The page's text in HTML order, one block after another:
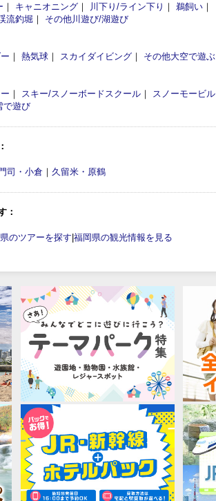
｜ キャニオニング ｜ 川下り/ライン下り ｜ 鵜飼い ｜
流釣堀 ｜ その他川遊び/湖遊び
｜ 熱気球 ｜ スカイダイビング ｜ その他大空で遊ぶ
｜ スキー/スノーボードスクール ｜ スノーモービル
で遊び
門司・小倉 ｜ 久留米・原鶴
：
のツアーを探す 福岡県の観光情報を見る